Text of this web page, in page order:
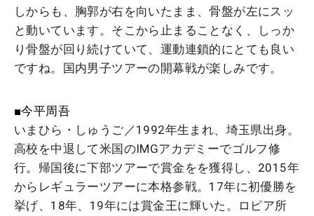
しからも、胸郭が右を向いたまま、骨盤が左にスッ
と動いています。そこから止まることなく、しっか
り骨盤が回り続けていて、運動連鎖的にとても良い
ですね。国内男子ツアーの開幕戦が楽しみです。
■今平周吾
いまひら・しゅうご／1992年生まれ、埼玉県出身。
高校を中退して米国のIMGアカデミーでゴルフ修
行。帰国後に下部ツアーで賞金をを獲得し、2015年
からレギュラーツアーに本格参戦。17年に初優勝を
挙げ、18年、19年には賞金王に輝いた。ロピア所